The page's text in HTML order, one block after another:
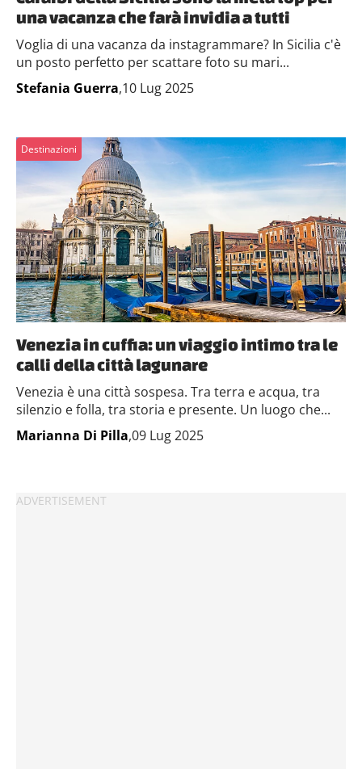
una vacanza che farà invidia a tutti
Voglia di una vacanza da instagrammare? In Sicilia c'è
un posto perfetto per scattare foto su mari...
Stefania Guerra,10 Lug 2025
Destinazioni
Venezia in cuffia: un viaggio intimo tra le
calli della città lagunare
Venezia è una città sospesa. Tra terra e acqua, tra
silenzio e folla, tra storia e presente. Un luogo che...
Marianna Di Pilla,09 Lug 2025